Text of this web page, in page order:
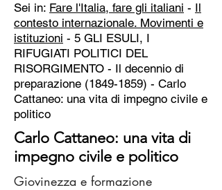
Sei in: Fare l'Italia, fare gli italiani - Il
contesto internazionale. Movimenti e
istituzioni - 5 GLI ESULI, I
RIFUGIATI POLITICI DEL
RISORGIMENTO - Il decennio di
preparazione (1849-1859) - Carlo
Cattaneo: una vita di impegno civile e
politico
Carlo Cattaneo: una vita di
impegno civile e politico
Giovinezza e formazione